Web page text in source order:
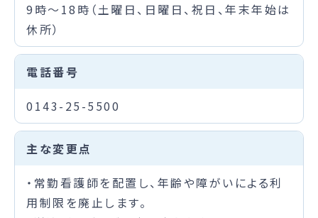
9時～18時（土曜日、日曜日、祝日、年末年始は
休所）
電話番号
0143-25-5500
主な変更点
・常勤看護師を配置し、年齢や障がいによる利
用制限を廃止します。